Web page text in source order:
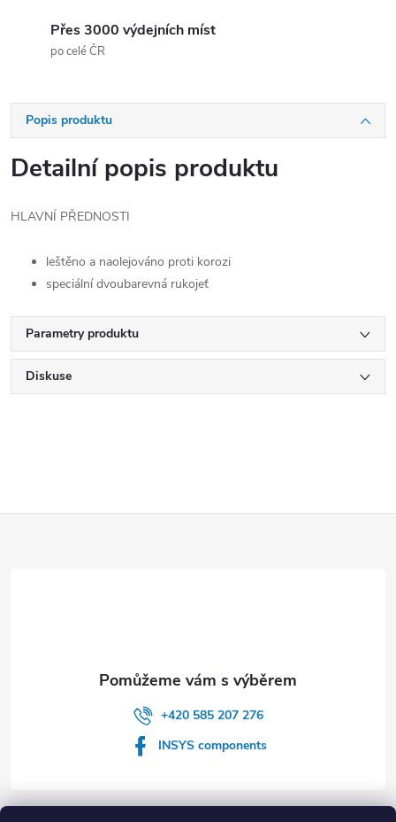
Přes 3000 výdejních míst
po celé ČR
Popis produktu
Detailní popis produktu
HLAVNÍ PŘEDNOSTI
leštěno a naolejováno proti korozi
speciální dvoubarevná rukojeť
Parametry produktu
Diskuse
+420 585 207 276
INSYS components